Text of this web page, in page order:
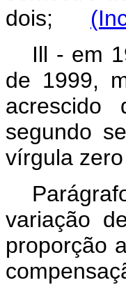
dois;
Ill - em
de 1999,
acrescido
segundo
vírgula
variação
proporção